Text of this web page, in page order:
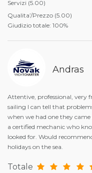
Servizi (5.00)
Qualita’/Prezzo (5.00)
Giudizio totale: 100%
Andras
Attentive, professional, very
sailing I can tell that
when we had one they
a certified mechanic who
looked for. Would
holidays on the sea.
Totale